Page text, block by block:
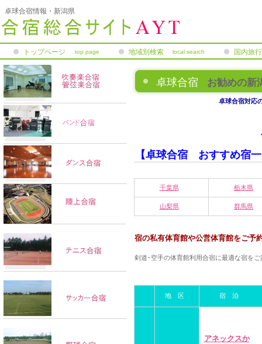
卓球合宿情報・新潟県
卓球合宿 お勧めの新
卓球合宿対応
【卓球合宿 おすすめ宿
千葉県 栃木県
山梨県 群馬県
宿の私有体育館や公営体育館をご予
剣道･空手の体育館利用合宿に最適な宿をご
地 区 宿 泊
アネックスか
top page
トップページ local search
地域別検索
国内旅
険